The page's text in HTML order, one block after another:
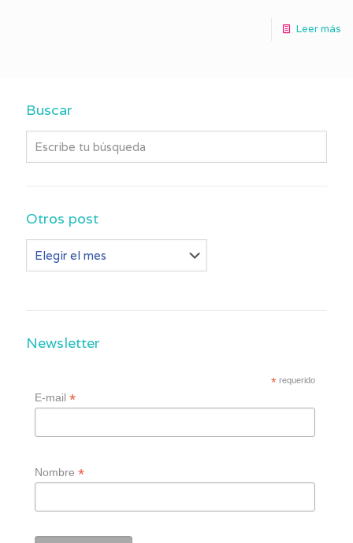
Leer más
Buscar
Otros post
post
Newsletter
* requerido
E-mail*
Nombre*